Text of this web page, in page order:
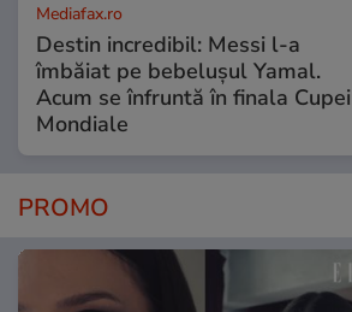
Mediafax.ro
Destin incredibil: Messi l-a
îmbăiat pe bebelușul Yamal.
Acum se înfruntă în finala Cupei
Mondiale
PROMO